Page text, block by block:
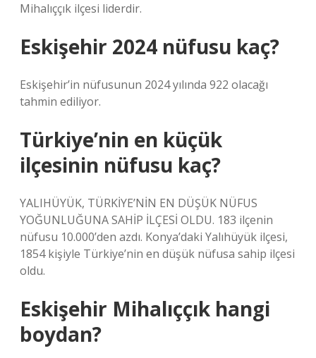
Mihalıççık ilçesi liderdir.
Eskişehir 2024 nüfusu kaç?
Eskişehir’in nüfusunun 2024 yılında 922 olacağı
tahmin ediliyor.
Türkiye’nin en küçük
ilçesinin nüfusu kaç?
YALIHÜYÜK, TÜRKİYE’NİN EN DÜŞÜK NÜFUS
YOĞUNLUĞUNA SAHİP İLÇESİ OLDU. 183 ilçenin
nüfusu 10.000’den azdı. Konya’daki Yalıhüyük ilçesi,
1854 kişiyle Türkiye’nin en düşük nüfusa sahip ilçesi
oldu.
Eskişehir Mihalıççık hangi
boydan?